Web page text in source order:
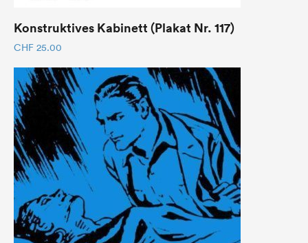
Konstruktives Kabinett (Plakat Nr. 117)
CHF 25.00